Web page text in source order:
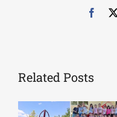
Related Posts